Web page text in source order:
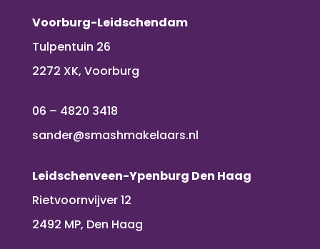
Voorburg-Leidschendam
Tulpentuin 26
2272 XK, Voorburg
06 – 4820 3418
sander@smashmakelaars.nl
Leidschenveen-Ypenburg Den Haag
Rietvoornvijver 12
2492 MP, Den Haag